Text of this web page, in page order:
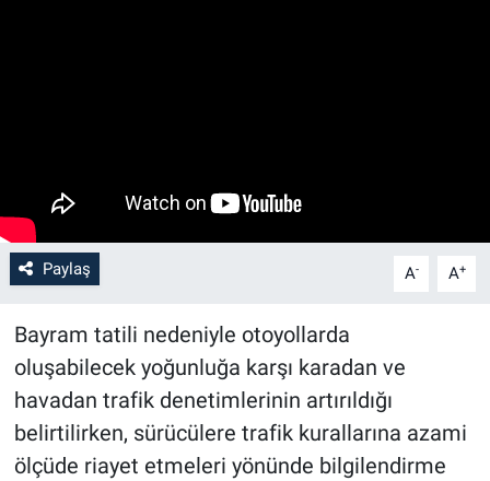
Paylaş A- A+
Bayram tatili nedeniyle otoyollarda
oluşabilecek yoğunluğa karşı karadan ve
havadan trafik denetimlerinin artırıldığı
belirtilirken, sürücülere trafik kurallarına azami
ölçüde riayet etmeleri yönünde bilgilendirme